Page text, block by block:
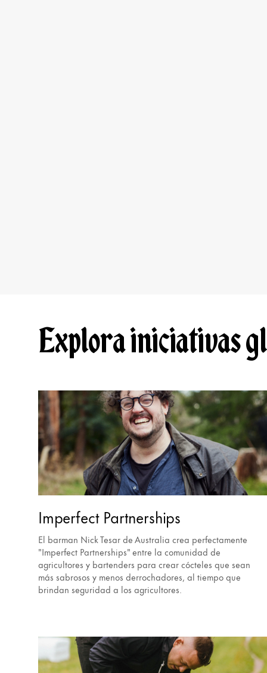
Explora iniciativas
Imperfect Partnerships
El barman Nick Tesar de Australia crea perfectamente
"Imperfect Partnerships" entre la comunidad de
agricultores y bartenders para crear cócteles que sean
más sabrosos y menos derrochadores, al tiempo que
brindan seguridad a los agricultores.